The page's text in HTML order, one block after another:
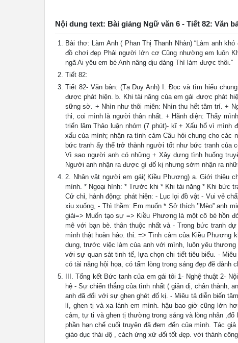
Nội dung text: Bài giảng Ngữ văn 6 - Tiết 82: Văn
Bài thơ: Làm Anh ( Phan Thị Thanh Nhàn) “Làm anh
đồ chơi đẹp Phải người lớn cơ Cũng nhường em luôn
ngã Ai yêu em bé Anh nâng dịu dàng Thì làm được thôi.”
Tiết 82:
Tiết 82- Văn bản: (Tạ Duy Anh) I. Đọc và tìm hiểu
được phát hiện. b. Khi tài năng của em gái được phát
sững sờ. + Nhìn như thôi miên: Nhìn thu hết tâm trí. +
thi, coi mình là người thân nhất. + Hãnh diện: Thấy
triển lãm Thảo luận nhóm (7 phút)- kĩ + Xấu hổ vì mình
xấu của mình; nhận ra tình cảm Câu hỏi chung cho
bức tranh ấy thể trở thành người tốt như bức tranh của
Vì sao người anh có những + Xây dựng tình huống
Người anh nhận ra được gì đố kị nhưng sớm nhận ra
2. Nhân vật người em gái( Kiều Phương) a. Giới thiệu
mình. * Ngoại hình: * Trước khi * Khi tài năng * Khi bức
Cử chỉ, hành động: phát hiện: - Lục lọi đồ vật - Vui vẻ
xịu xuống, - Thì thầm: Em muốn * Sở thích ’’Mèo” anh
giải=> Muốn tạo sự => Kiều Phương là một cô bé hồn
mê với bạn bè. thân thuộc nhất và - Trong bức tranh
mình thật hoàn hảo. thi. => Tình cảm của Kiều Phương
dung, trước việc làm của anh với mình, luôn yêu
với sự quan sát tinh tế, lựa chọn chi tiết tiêu biểu. -
có tài năng hội họa, có tấm lòng trong sáng đẹp đẽ dành
III. Tổng kết Bức tanh của em gái tôi 1- Nghệ thuật 2-
hệ - Sự chiến thắng của tình nhất ( giản dị, chân thành,
anh đã đối với sự ghen ghét đố kị. - Miêu tả diễn biến
lí, ghen tị và xa lánh em mình. hậu bao giờ cũng lớn
cảm, tự ti và ghen tị thường trong sáng và lòng nhân
phần hạn chế cuối truyện đã đem đến của mình. Tác
giáo dục thái độ , cách ứng xử đối tốt đẹp. với thành